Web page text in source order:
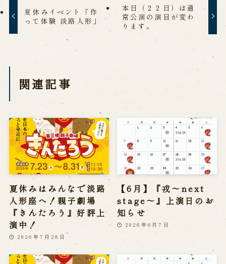
夏休みイベント「作
って体験 淡路人形」
本日（２２日）は通
常公演の演目が変わ
ります。
関連記事
夏休みはみんなで淡路
人形座へ！親子劇場
『きんたろう』好評上
演中！
2026年7月28日
【6月】『戎～next
stage～』上演日のお
知らせ
2026年6月7日